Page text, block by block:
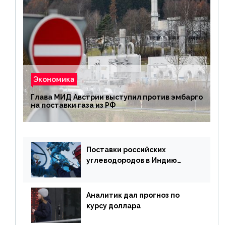
Экономика
Глава МИД Австрии выступил против эмбарго
на поставки газа из РФ
Поставки российских
углеводородов в Индию
Аналитик дал прогноз по
курсу доллара